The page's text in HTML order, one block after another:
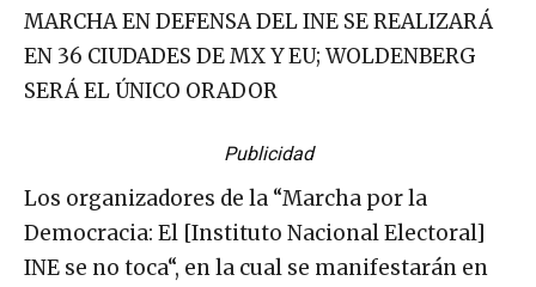
MARCHA EN DEFENSA DEL INE SE REALIZARÁ
EN 36 CIUDADES DE MX Y EU; WOLDENBERG
SERÁ EL ÚNICO ORADOR
Publicidad
Los organizadores de la “Marcha por la
Democracia: El [Instituto Nacional Electoral]
INE se no toca“, en la cual se manifestarán en